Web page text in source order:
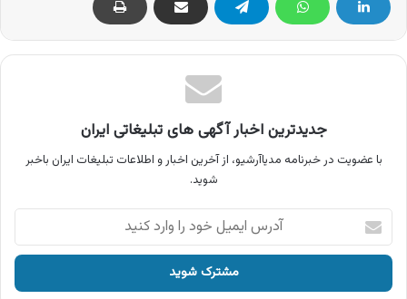
جدیدترین اخبار آگهی های تبلیغاتی ایران
با عضویت در خبرنامه مدیاآرشیو، از آخرین اخبار و اطلاعات تبلیغات ایران باخبر
شوید.
آدرس
ایمیل
خود
وارد